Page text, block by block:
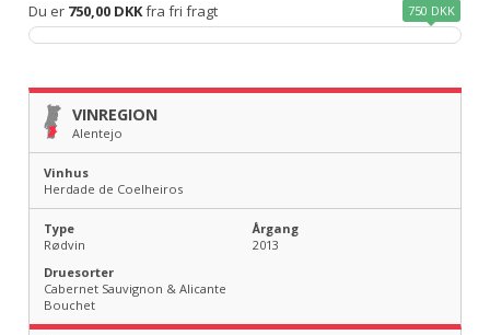
Du er 750,00 DKKfra fri fragt 750 DKK
VINREGION
Alentejo
Vinhus
Herdade de Coelheiros
Type
Rødvin
Årgang
2013
Druesorter
Cabernet Sauvignon & Alicante
Bouchet